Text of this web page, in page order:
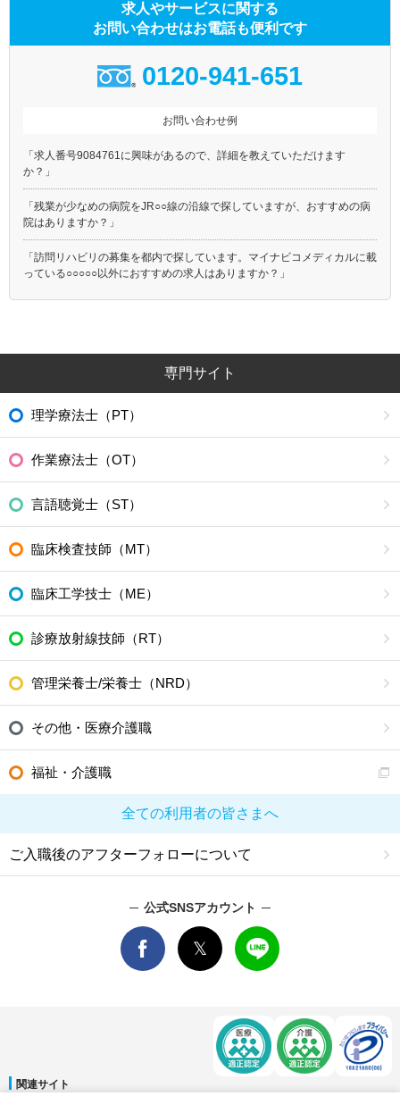
求人やサービスに関する
お問い合わせはお電話も便利です
0120-941-651
お問い合わせ例
「求人番号9084761に興味があるので、詳細を教えていただけます
か？」
「残業が少なめの病院をJR○○線の沿線で探していますが、おすすめの病
院はありますか？」
「訪問リハビリの募集を都内で探しています。マイナビコメディカルに載
っている○○○○○以外におすすめの求人はありますか？」
専門サイト
理学療法士（PT）
作業療法士（OT）
言語聴覚士（ST）
臨床検査技師（MT）
臨床工学技士（ME）
診療放射線技師（RT）
管理栄養士/栄養士（NRD）
その他・医療介護職
福祉・介護職
全ての利用者の皆さまへ
ご入職後のアフターフォローについて
公式SNSアカウント
関連サイト